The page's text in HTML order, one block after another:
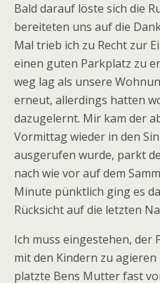
Bald darauf löste sich die
bereiteten uns auf die
Mal trieb ich zu Recht zur
einen guten Parkplatz zu
weg lag als unsere
erneut, allerdings hatten
dazugelernt. Mir kam der
Vormittag wieder in den
ausgerufen wurde, parkt
nach wie vor auf dem
Minute pünktlich ging es
Rücksicht auf die letzten
Ich muss eingestehen, der
mit den Kindern zu
platzte Bens Mutter fast